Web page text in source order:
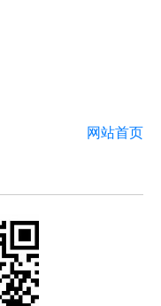
网站首页